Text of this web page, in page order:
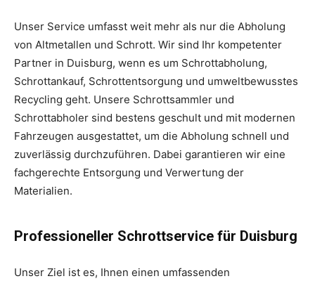
Unser Service umfasst weit mehr als nur die Abholung
von Altmetallen und Schrott. Wir sind Ihr kompetenter
Partner in Duisburg, wenn es um Schrottabholung,
Schrottankauf, Schrottentsorgung und umweltbewusstes
Recycling geht. Unsere Schrottsammler und
Schrottabholer sind bestens geschult und mit modernen
Fahrzeugen ausgestattet, um die Abholung schnell und
zuverlässig durchzuführen. Dabei garantieren wir eine
fachgerechte Entsorgung und Verwertung der
Materialien.
Professioneller Schrottservice für Duisburg
Unser Ziel ist es, Ihnen einen umfassenden